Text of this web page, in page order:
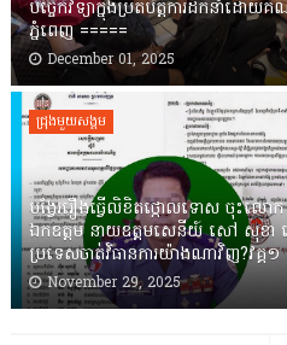
បច្ចេកវិទ្យាក្នុងប្រតិបត្តិការដឹកនាំដោយគ
ភ្នំពេញ ‎=====
December 01, 2025
ជ្រុងមួយសង្គម
បង្វែររឿងធ្វើលិខិតថ្កោលទោស ចុះលោ
ឯកឧត្តម នាយឧត្តមសេនីយ៍ សៅ សុខា មេ
ប្រទេសចាត់វិធានការយ៉ាងណាវិញ?វគ្គ១
November 29, 2025